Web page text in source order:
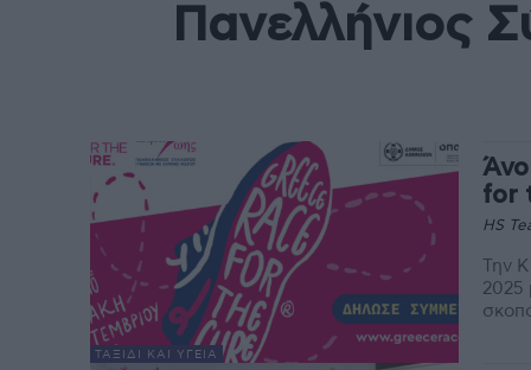
Πανελλήνιος
ΤΑΞΊΔΙ ΚΑΙ ΥΓΕΊΑ
for
HS
Την
2025